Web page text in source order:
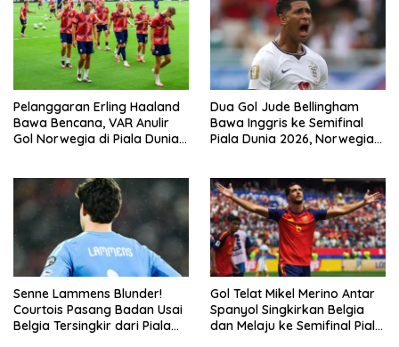
Pelanggaran Erling Haaland
Bawa Bencana, VAR Anulir
Gol Norwegia di Piala Dunia
Dua Gol Jude Bellingham
Bawa Inggris ke Semifinal
Piala Dunia 2026, Norwegia
Senne Lammens Blunder!
Courtois Pasang Badan Usai
Belgia Tersingkir dari Piala
Gol Telat Mikel Merino Antar
Spanyol Singkirkan Belgia
dan Melaju ke Semifinal Piala